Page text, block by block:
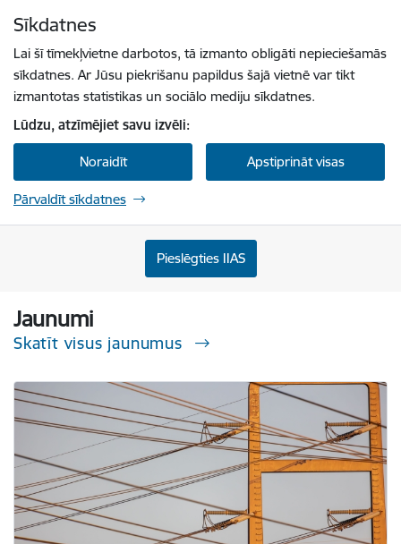
Sīkdatnes
Lai šī tīmekļvietne darbotos, tā izmanto obligāti nepieciešamās
sīkdatnes. Ar Jūsu piekrišanu papildus šajā vietnē var tikt
izmantotas statistikas un sociālo mediju sīkdatnes.
Lūdzu, atzīmējiet savu izvēli:
Noraidīt Apstiprināt visas
Pārvaldīt sīkdatnes
Sabiedrisko pakalpojumu regulēšanas
Pieslēgties IIAS
Jaunumi
Skatīt visus jaunumus